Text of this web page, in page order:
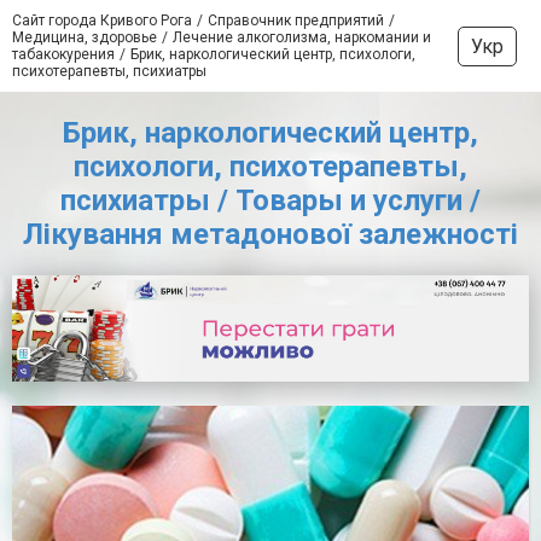
Сайт города Кривого Рога
Справочник предприятий
Медицина, здоровье
Лечение алкоголизма, наркомании и
табакокурения
Брик, наркологический центр, психологи,
психотерапевты, психиатры
Укр
Брик, наркологический центр,
психологи, психотерапевты,
психиатры / Товары и услуги /
Лікування метадонової залежності